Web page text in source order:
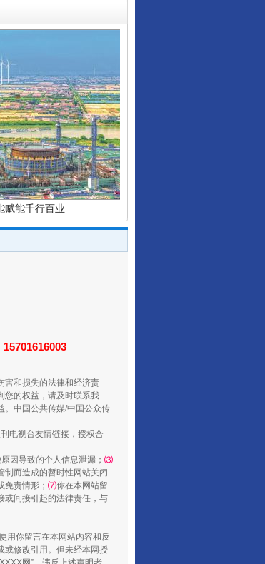
安委会挂..
赋能千行百业
化看反腐深化
15701616003
害和损失的法律和经济责
您的权益，请及时联系我
。中国公共传媒/中国公众传
电视台友情链接，授权合
因导致的个人信息泄漏； ⑶
制而造成的暂时性网站关闭
责情形； ⑺你在本网站留
或间接引起的法律责任，与
用你留言在本网站内容和反
或修改引用。但未经本网授